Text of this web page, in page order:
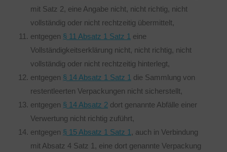
mit Satz 2, eine Angabe nicht, nicht richtig, nicht
vollständig oder nicht rechtzeitig übermittelt,
entgegen § 11 Absatz 1 Satz 1 eine
Vollständigkeitserklärung nicht, nicht richtig, nicht
vollständig oder nicht rechtzeitig hinterlegt,
entgegen § 14 Absatz 1 Satz 1 die Sammlung von
restentleerten Verpackungen nicht sicherstellt,
entgegen § 14 Absatz 2 dort genannte Abfälle einer
Verwertung nicht richtig zuführt,
entgegen § 15 Absatz 1 Satz 1 , auch in Verbindung
mit Absatz 4 Satz 1, eine dort genannte Verpackung